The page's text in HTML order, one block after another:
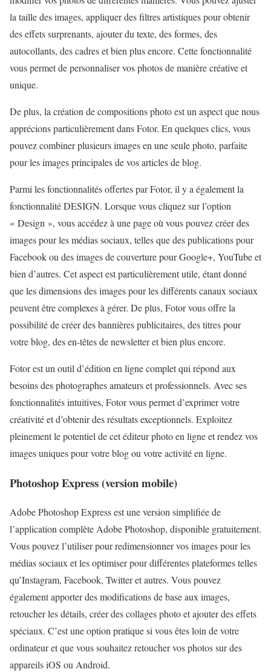
la taille des images, appliquer des filtres artistiques pour obtenir
des effets surprenants, ajouter du texte, des formes, des
autocollants, des cadres et bien plus encore. Cette fonctionnalité
vous permet de personnaliser vos photos de manière créative et
unique.
De plus, la création de compositions photo est un aspect que nous
apprécions particulièrement dans Fotor. En quelques clics, vous
pouvez combiner plusieurs images en une seule photo, parfaite
pour les images principales de vos articles de blog.
Parmi les fonctionnalités offertes par Fotor, il y a également la
fonctionnalité DESIGN. Lorsque vous cliquez sur l’option
« Design », vous accédez à une page où vous pouvez créer des
images pour les médias sociaux, telles que des publications pour
Facebook ou des images de couverture pour Google+, YouTube et
bien d’autres. Cet aspect est particulièrement utile, étant donné
que les dimensions des images pour les différents canaux sociaux
peuvent être complexes à gérer. De plus, Fotor vous offre la
possibilité de créer des bannières publicitaires, des titres pour
votre blog, des en-têtes de newsletter et bien plus encore.
Fotor est un outil d’édition en ligne complet qui répond aux
besoins des photographes amateurs et professionnels. Avec ses
fonctionnalités intuitives, Fotor vous permet d’exprimer votre
créativité et d’obtenir des résultats exceptionnels. Exploitez
pleinement le potentiel de cet éditeur photo en ligne et rendez vos
images uniques pour votre blog ou votre activité en ligne.
Photoshop Express (version mobile)
Adobe Photoshop Express est une version simplifiée de
l’application complète Adobe Photoshop, disponible gratuitement.
Vous pouvez l’utiliser pour redimensionner vos images pour les
médias sociaux et les optimiser pour différentes plateformes telles
qu’Instagram, Facebook, Twitter et autres. Vous pouvez
également apporter des modifications de base aux images,
retoucher les détails, créer des collages photo et ajouter des effets
spéciaux. C’est une option pratique si vous êtes loin de votre
ordinateur et que vous souhaitez retoucher vos photos sur des
appareils iOS ou Android.